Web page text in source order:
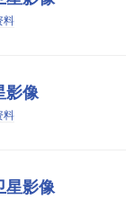
料
影像
料
星影像